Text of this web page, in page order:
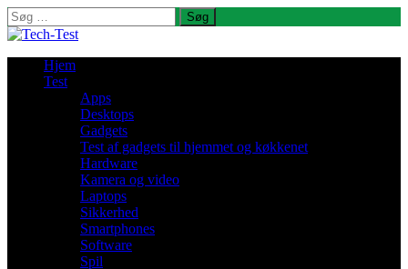
Søg
efter:
Hjem
Test
Apps
Desktops
Gadgets
Test af gadgets til hjemmet og køkkenet
Hardware
Kamera og video
Laptops
Sikkerhed
Smartphones
Software
Spil